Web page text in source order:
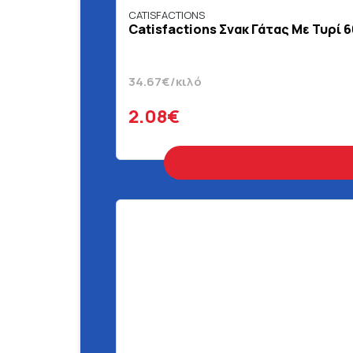
CATISFACTIONS
Catisfactions Σνακ Γάτας Με Τυρί
34.67€/κιλό
2.08€